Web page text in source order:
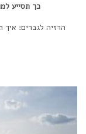
כך תסייע
הרזיה לגברים: